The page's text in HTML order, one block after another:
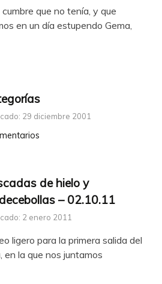
cumbre que no tenía, y que
en un día estupendo Gema,
29 diciembre 2001
de hielo y
– 02.10.11
2 enero 2011
ligero para la primera salida del
en la que nos juntamos